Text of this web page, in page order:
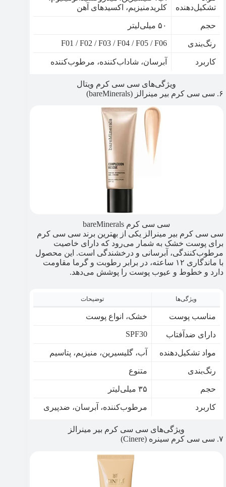
تشکیل‌دهنده
کلریدمنیزیم، اکسیدهای آهن
حجم ۵۰ میلی‌لیتر
رنگ‌بندی F01 / F02 / F03 / F04 / F05 / F06
کاربرد آبرسان، شاداب‌کننده، مرطوب‌کننده
ویژگی‌های سی سی کرم ویتال
۶. سی سی کرم بیر مینرالز (bareMinerals)
سی سی کرم bareMinerals
سی سی کرم بیر مینرالز یکی از بهترین برند سی سی کرم
برای پوست خشک به شمار می‌رود که دارای خاصیت
مرطوب‌کنندگی، آبرسانی و درخشندگی است. این محصول
با ماندگاری ۱۲ ساعته، در برابر رطوبت و گرما مقاومت
دارد و خطوط و عیوب پوست را پوشش می‌دهد.
ویژگی‌ها توضیحات
مناسب پوست خشک، انواع پوست
دارای ضدآفتاب SPF30
مواد تشکیل‌دهنده آب، گلیسیرین، منیزیم، پتاسیم
رنگ‌بندی متنوع
حجم ۳۵ میلی‌لیتر
کاربرد مرطوب‌کننده، آبرسان، ضد‌پیری
ویژگی‌های سی سی کرم بیر مینرالز
۷. سی سی کرم سینره (Cinere)